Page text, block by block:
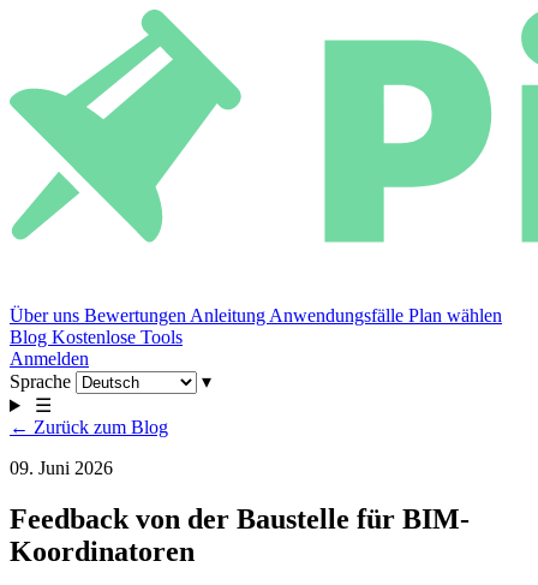
Über uns Bewertungen Anleitung Anwendungsfälle Plan wählen
Blog Kostenlose Tools
Anmelden
Sprache
▾
☰
← Zurück zum Blog
09. Juni 2026
Feedback von der Baustelle für BIM-
Koordinatoren